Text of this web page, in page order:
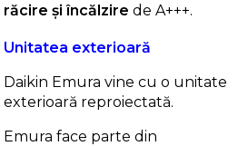
răcire și încălzire de A+++.
Unitatea exterioară
Daikin Emura vine cu o unitate
exterioară reproiectată.
Emura face parte din